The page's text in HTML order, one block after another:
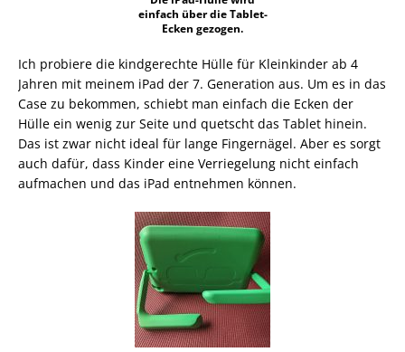
einfach über die Tablet-
Ecken gezogen.
Ich probiere die kindgerechte Hülle für Kleinkinder ab 4
Jahren mit meinem iPad der 7. Generation aus. Um es in das
Case zu bekommen, schiebt man einfach die Ecken der
Hülle ein wenig zur Seite und quetscht das Tablet hinein.
Das ist zwar nicht ideal für lange Fingernägel. Aber es sorgt
auch dafür, dass Kinder eine Verriegelung nicht einfach
aufmachen und das iPad entnehmen können.